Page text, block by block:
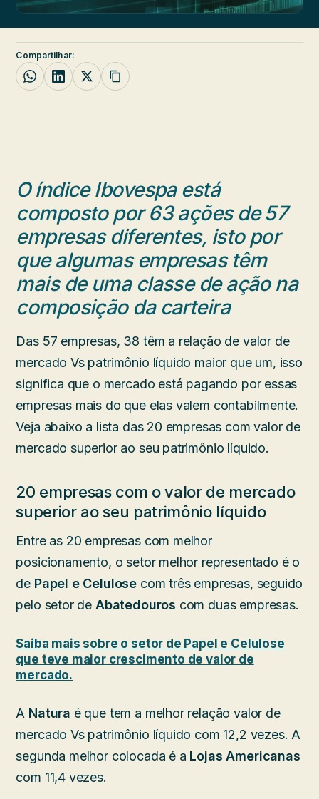
Compartilhar:
O índice Ibovespa está
composto por 63 ações de 57
empresas diferentes, isto por
que algumas empresas têm
mais de uma classe de ação na
composição da carteira
Das 57 empresas, 38 têm a relação de valor de
mercado Vs patrimônio líquido maior que um, isso
significa que o mercado está pagando por essas
empresas mais do que elas valem contabilmente.
Veja abaixo a lista das 20 empresas com valor de
mercado superior ao seu patrimônio líquido.
20 empresas com o valor de mercado
superior ao seu patrimônio líquido
Entre as 20 empresas com melhor
posicionamento, o setor melhor representado é o
de Papel e Celulose com três empresas, seguido
pelo setor de Abatedouros com duas empresas.
Saiba mais sobre o setor de Papel e Celulose
que teve maior crescimento de valor de
mercado.
A Natura é que tem a melhor relação valor de
mercado Vs patrimônio líquido com 12,2 vezes. A
segunda melhor colocada é a Lojas Americanas
com 11,4 vezes.